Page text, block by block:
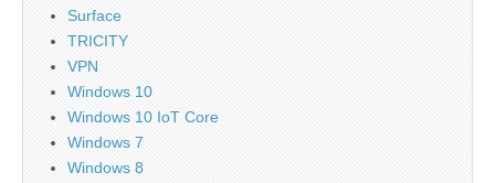
Surface
TRICITY
VPN
Windows 10
Windows 10 IoT Core
Windows 7
Windows 8